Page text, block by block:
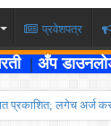
प्रवेशपत्र
| अँप
प्रकाशित; लगेच अर्ज